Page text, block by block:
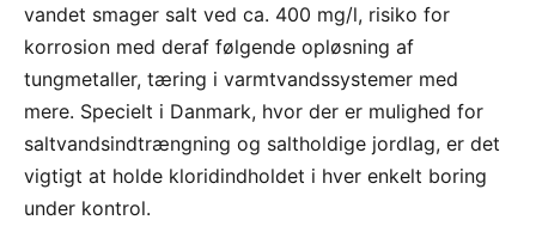
vandet smager salt ved ca. 400 mg/l, risiko for
korrosion med deraf følgende opløsning af
tungmetaller, tæring i varmtvandssystemer med
mere. Specielt i Danmark, hvor der er mulighed for
saltvandsindtrængning og saltholdige jordlag, er det
vigtigt at holde kloridindholdet i hver enkelt boring
under kontrol.